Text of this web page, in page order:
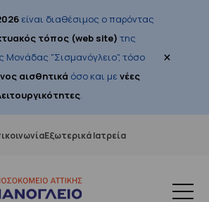
είναι διαθέσιμος ο παρόντας
τόπος (web site) της
Μονάδας "Σισμανόγλειο", τόσο
αισθητικά όσο και μενέες
.
×
Εξωτερικά Ιατρεία